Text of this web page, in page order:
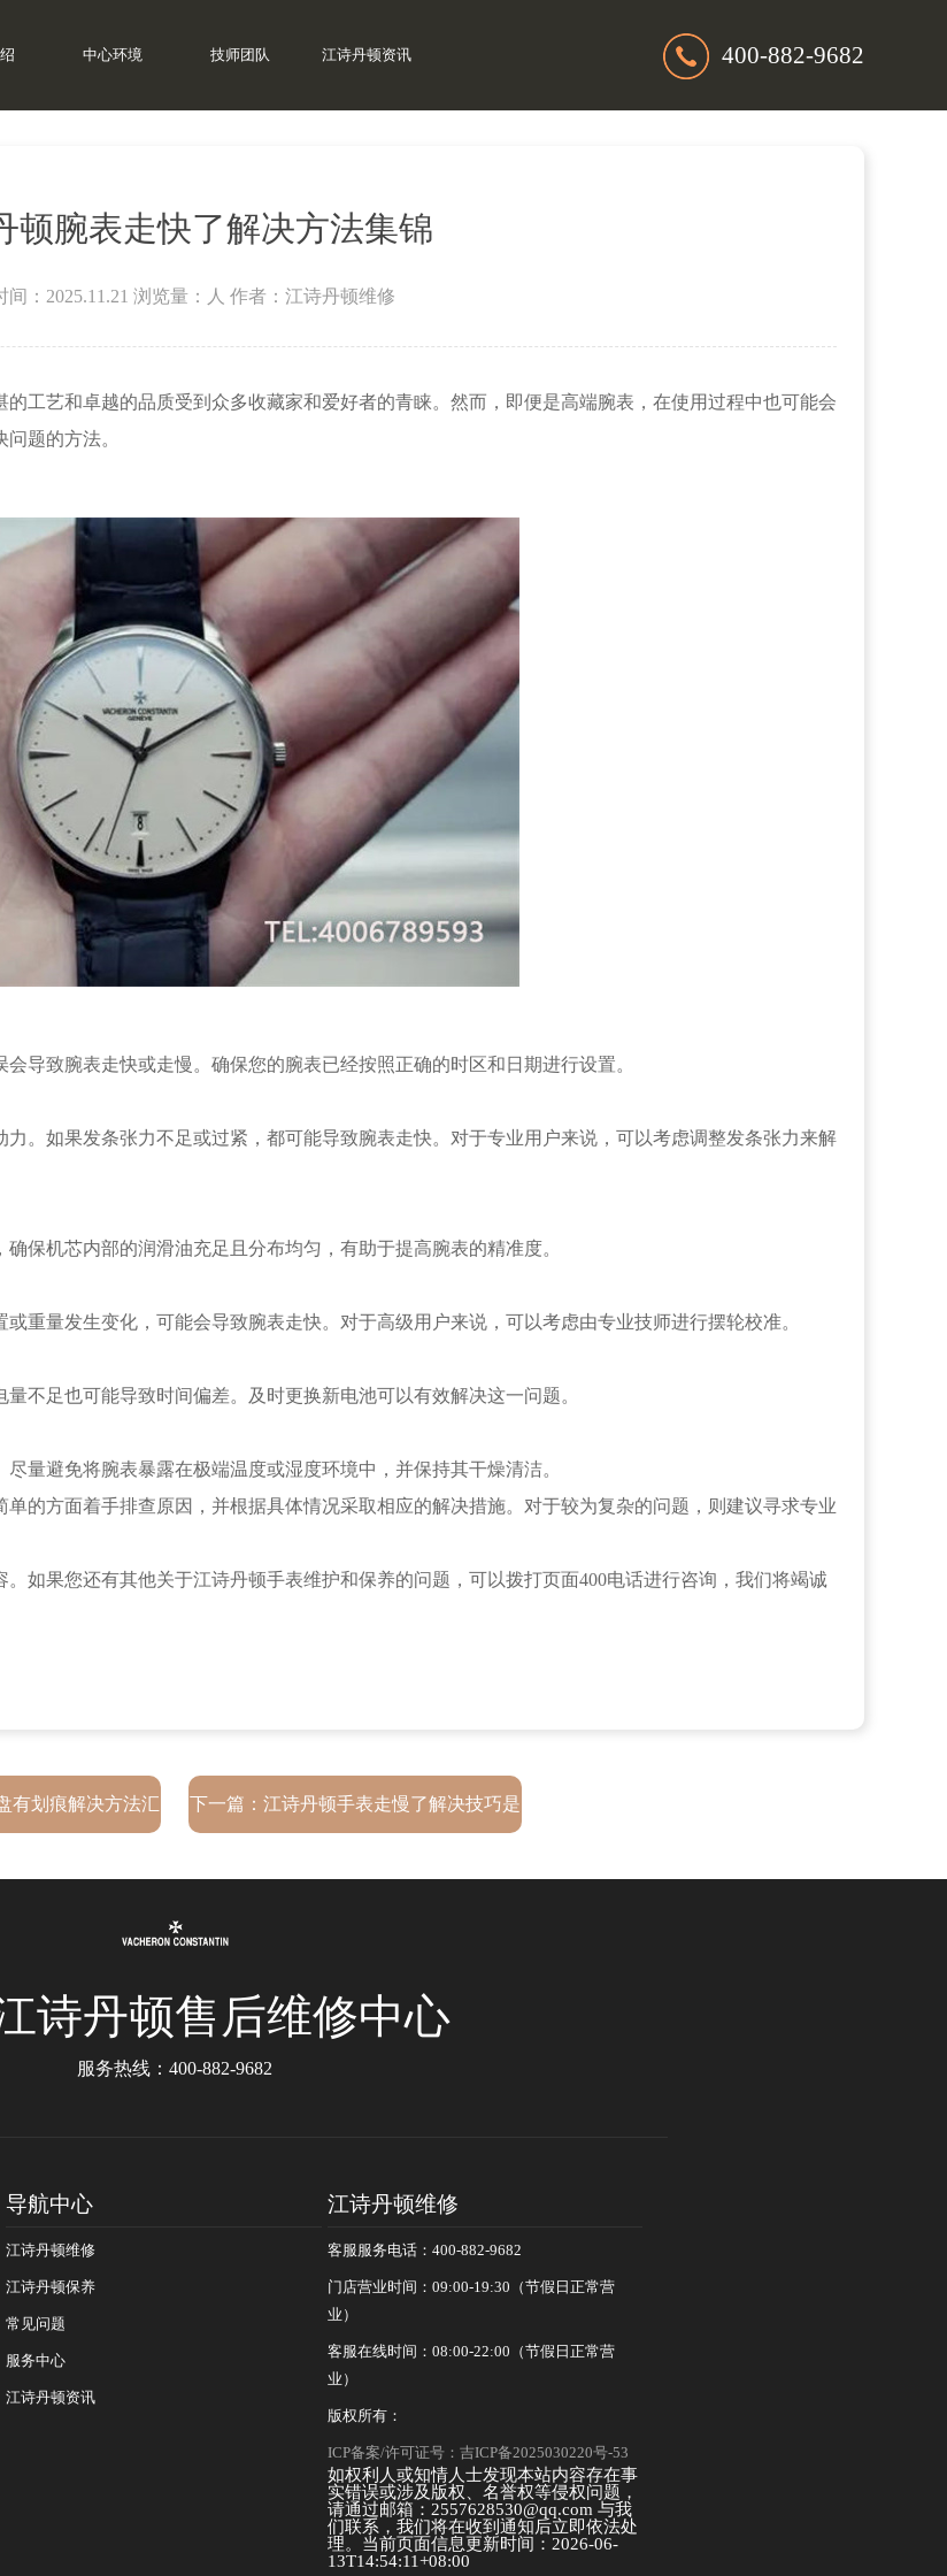
中心环境 技师团队 江诗丹顿资讯 400-882-9682
顿腕表走快了解决方法集锦
间：2025.11.21 浏览量： 人 作者：江诗丹顿维修
艺和卓越的品质受到众多收藏家和爱好者的青睐。然而，即便是高端腕表，在使用过程中也可能会
题的方法。
致腕表走快或走慢。确保您的腕表已经按照正确的时区和日期进行设置。
如果发条张力不足或过紧，都可能导致腕表走快。对于专业用户来说，可以考虑调整发条张力来解
机芯内部的润滑油充足且分布均匀，有助于提高腕表的精准度。
量发生变化，可能会导致腕表走快。对于高级用户来说，可以考虑由专业技师进行摆轮校准。
足也可能导致时间偏差。及时更换新电池可以有效解决这一问题。
避免将腕表暴露在极端温度或湿度环境中，并保持其干燥清洁。
方面着手排查原因，并根据具体情况采取相应的解决措施。对于较为复杂的问题，则建议寻求专业
。如果您还有其他关于江诗丹顿手表维护和保养的问题，可以拨打页面400电话进行咨询，我们将竭诚
有划痕解决方法汇 下一篇：江诗丹顿手表走慢了解决技巧是
诗丹顿售后维修中心
服务热线： 400-882-9682
导航中心
江诗丹顿维修
江诗丹顿保养
常见问题
服务中心
江诗丹顿资讯
江诗丹顿维修
客服服务电话：400-882-9682
门店营业时间：09:00-19:30（节假日正常营
业）
客服在线时间：08:00-22:00（节假日正常营
业）
版权所有：
ICP备案/许可证号：吉ICP备2025030220号-53
如权利人或知情人士发现本站内容存在事
实错误或涉及版权、名誉权等侵权问题，
请通过邮箱：2557628530@qq.com 与我
们联系，我们将在收到通知后立即依法处
理。当前页面信息更新时间：2026-06-
13T14:54:11+08:00